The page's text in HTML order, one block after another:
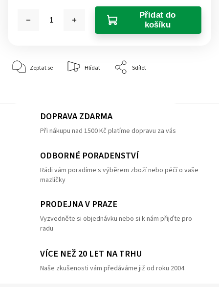
Přidat do
košíku
Zeptat se Hlídat Sdílet
DOPRAVA ZDARMA
Při nákupu nad 1500 Kč platíme dopravu za vás
ODBORNÉ PORADENSTVÍ
Rádi vám poradíme s výběrem zboží nebo péčí o vaše
mazlíčky
PRODEJNA V PRAZE
Vyzvedněte si objednávku nebo si k nám přijďte pro
radu
VÍCE NEŽ 20 LET NA TRHU
Naše zkušenosti vám předáváme již od roku 2004